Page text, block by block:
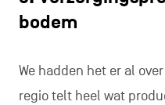
bodem
We hadden het er al
regio telt heel wat